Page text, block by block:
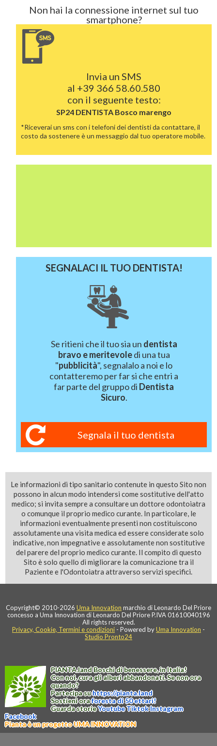
Non hai la connessione internet sul tuo
smartphone?
Invia un SMS
al +39 366 58.60.580
con il seguente testo:
SP24 DENTISTA Bosco marengo
*Riceverai un sms con i telefoni dei dentisti da contattare, il
costo da sostenere è un messaggio dal tuo operatore mobile.
SEGNALACI IL TUO DENTISTA!
Se ritieni che il tuo sia un dentista
bravo e meritevoledi una tua
"pubblicità", segnalalo a noi e lo
contatteremo per far si che entri a
far parte del gruppo di Dentista
Sicuro.
Segnala il tuo dentista
Le informazioni di tipo sanitario contenute in questo Sito non
possono in alcun modo intendersi come sostitutive dell'atto
medico; si invita sempre a consultare un dottore odontoiatra
o comunque il proprio medico curante. In particolare, le
informazioni eventualmente presenti non costituiscono
assolutamente una visita medica ed essere considerate solo
indicative, non impegnative e assolutamente non sostitutive
del parere del proprio medico curante. Il compito di questo
Sito è solo quello di migliorare la comunicazione tra il
Paziente e l'Odontoiatra attraverso servizi specifici.
Copyright© 2010-2026 Uma Innovation marchio di Leonardo Del Priore
concesso a Uma Innovation di Leonardo Del Priore P.IVA 01610040196
All rights reserved.
Privacy, Cookie, Termini e condizioni - Powered byUma Innovation -
Studio Pronto24
PIANTA.landBoschi di benessere, in Italia!
Con noi, cura gli alberi abbandonati. Se non ora
quando?
Partecipa suhttps://pianta.land
Sostieni oraforesta di 50 ettari!
Guarda storieYoutubeTiktokInstagram
Facebook
Pianta è un progetto UMA INNOVATION